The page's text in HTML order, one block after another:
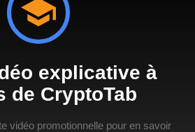
explicative à
de CryptoTab
vidéo promotionnelle pour en savoir